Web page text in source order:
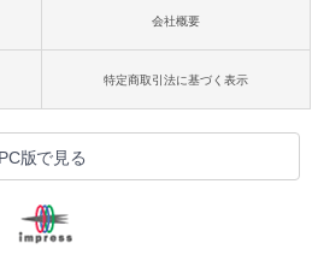
会社概要
特定商取引法に基づく表示
PC版で見る